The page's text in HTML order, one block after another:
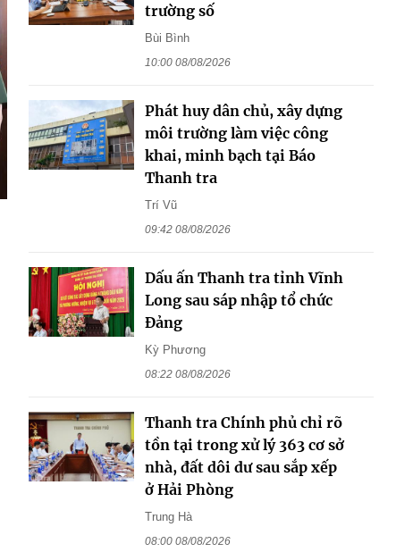
trường số
Bùi Bình
10:00 08/08/2026
Phát huy dân chủ, xây dựng
môi trường làm việc công
khai, minh bạch tại Báo
Thanh tra
Trí Vũ
09:42 08/08/2026
Dấu ấn Thanh tra tỉnh Vĩnh
Long sau sáp nhập tổ chức
Đảng
Kỳ Phương
08:22 08/08/2026
Thanh tra Chính phủ chỉ rõ
tồn tại trong xử lý 363 cơ sở
nhà, đất dôi dư sau sắp xếp
ở Hải Phòng
Trung Hà
08:00 08/08/2026